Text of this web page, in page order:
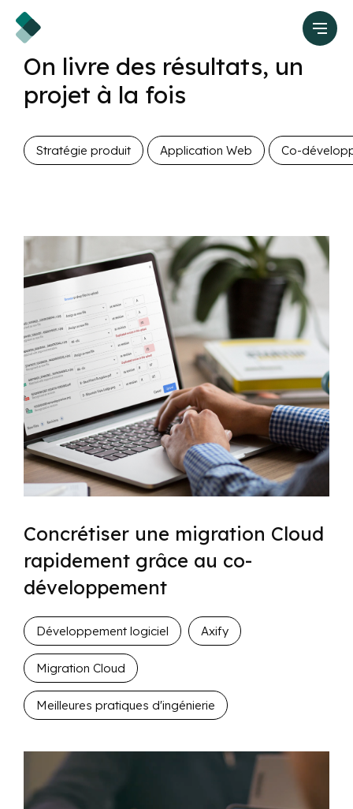
On livre des résultats, un
projet à la fois
Stratégie produit Application Web Co-
Concrétiser une migration Cloud
rapidement grâce au co-
développement
Développement logiciel Axify
Migration Cloud
Meilleures pratiques d'ingénierie